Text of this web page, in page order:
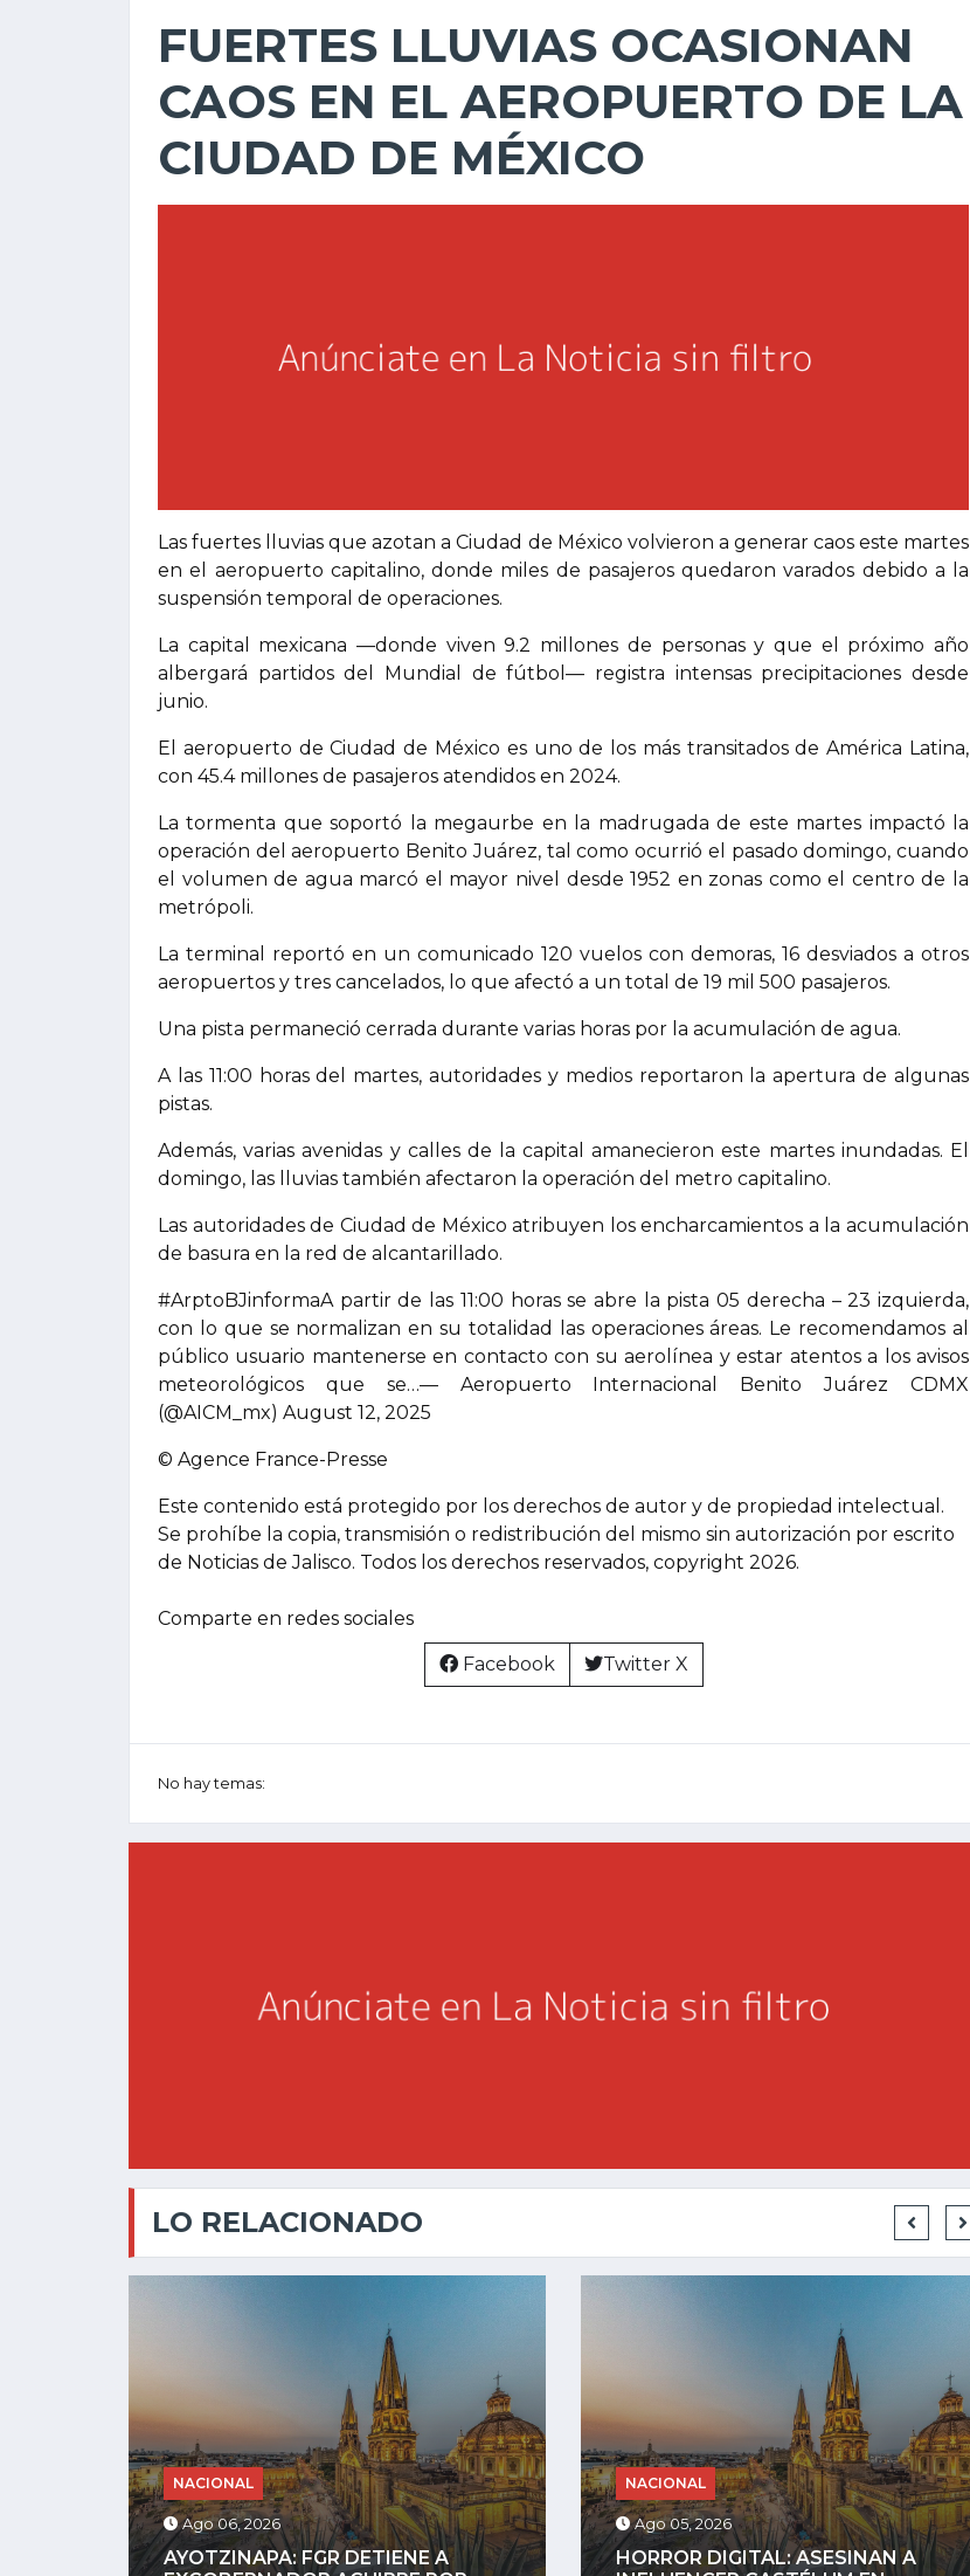
FUERTES LLUVIAS OCASIONAN
CAOS EN EL AEROPUERTO DE LA
CIUDAD DE MÉXICO
Las fuertes lluvias que azotan a Ciudad de México volvieron a generar caos este martes
en el aeropuerto capitalino, donde miles de pasajeros quedaron varados debido a la
suspensión temporal de operaciones.
La capital mexicana —donde viven 9.2 millones de personas y que el próximo año
albergará partidos del Mundial de fútbol— registra intensas precipitaciones desde
junio.
El aeropuerto de Ciudad de México es uno de los más transitados de América Latina,
con 45.4 millones de pasajeros atendidos en 2024.
La tormenta que soportó la megaurbe en la madrugada de este martes impactó la
operación del aeropuerto Benito Juárez, tal como ocurrió el pasado domingo, cuando
el volumen de agua marcó el mayor nivel desde 1952 en zonas como el centro de la
metrópoli.
La terminal reportó en un comunicado 120 vuelos con demoras, 16 desviados a otros
aeropuertos y tres cancelados, lo que afectó a un total de 19 mil 500 pasajeros.
Una pista permaneció cerrada durante varias horas por la acumulación de agua.
A las 11:00 horas del martes, autoridades y medios reportaron la apertura de algunas
pistas.
Además, varias avenidas y calles de la capital amanecieron este martes inundadas. El
domingo, las lluvias también afectaron la operación del metro capitalino.
Las autoridades de Ciudad de México atribuyen los encharcamientos a la acumulación
de basura en la red de alcantarillado.
#ArptoBJinformaA partir de las 11:00 horas se abre la pista 05 derecha – 23 izquierda,
con lo que se normalizan en su totalidad las operaciones áreas. Le recomendamos al
público usuario mantenerse en contacto con su aerolínea y estar atentos a los avisos
meteorológicos que se…— Aeropuerto Internacional Benito Juárez CDMX
(@AICM_mx) August 12, 2025
© Agence France-Presse
Este contenido está protegido por los derechos de autor y de propiedad intelectual.
Se prohíbe la copia, transmisión o redistribución del mismo sin autorización por escrito
de Noticias de Jalisco. Todos los derechos reservados, copyright 2026.
Comparte en redes sociales
Facebook Twitter X
No hay temas:
LO RELACIONADO
NACIONAL
Ago 05, 2026
HORROR DIGITAL: ASESINAN A
NACIONAL
Ago 04, 2026
GOBIERNO DEFINIRÁ REGLAS PARA